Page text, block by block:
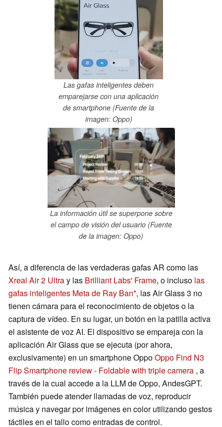
Las gafas inteligentes deben
emparejarse con una aplicación
de smartphone (Fuente de la
imagen: Oppo)
La información útil se superpone sobre
el campo de visión del usuario (Fuente
de la imagen: Oppo)
Así, a diferencia de las verdaderas gafas AR como las
Xreal Air 2 Ultray las Brilliant Labs' Frame, o incluso las
gafas inteligentes Meta de Ray Ban , las Air Glass 3 no
tienen cámara para el reconocimiento de objetos o la
captura de vídeo. En su lugar, un botón en la patilla activa
el asistente de voz AI. El dispositivo se empareja con la
aplicación Air Glass que se ejecuta (por ahora,
exclusivamente) en un smartphone OppoOppo Find N3
Flip Smartphone review - Foldable with triple camera , a
través de la cual accede a la LLM de Oppo, AndesGPT.
También puede atender llamadas de voz, reproducir
música y navegar por imágenes en color utilizando gestos
táctiles en el tallo como entradas de control.